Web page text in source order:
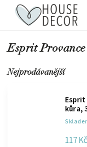
Esprit Provance
Nejprodávanější
kůra,
117 Kč